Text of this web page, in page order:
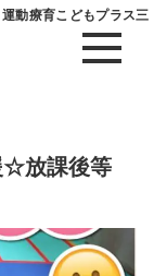
動療育こどもプラス三
☆放課後等